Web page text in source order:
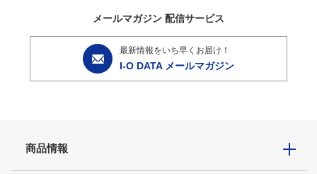
メールマガジン 配信サービス
最新情報をいち早くお届け！
I-O DATA メールマガジン
商品情報